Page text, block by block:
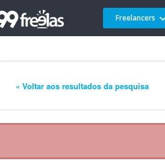
Freelancers
« Voltar aos resultados da pesquisa